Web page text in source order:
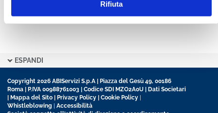
Rifiuta
ESPANDI
Copyright 2026 ABIServizi S.p.A | Piazza del Gesù 49, 00186
Roma | P.IVA 00988761003 | Codice SDI MZO2A0U | Dati Societari
| Mappa del Sito | Privacy Policy | Cookie Policy |
Whistleblowing | Accessibilità